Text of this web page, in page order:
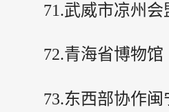
71.武威市凉州会
72.青海省博物馆
73.东西部协作闽